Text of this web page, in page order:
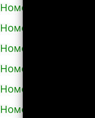
Номера телефонов
Номера телефонов
Номера телефонов
Номера телефонов
Номера телефонов
Номера телефонов